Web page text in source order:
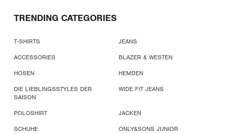
TRENDING CATEGORIES
T-SHIRTS
JEANS
ACCESSORIES
BLAZER & WESTEN
HOSEN
HEMDEN
DIE LIEBLINGSSTYLES DER
SAISON
WIDE FIT JEANS
POLOSHIRT
JACKEN
SCHUHE
ONLY&SONS JUNIOR